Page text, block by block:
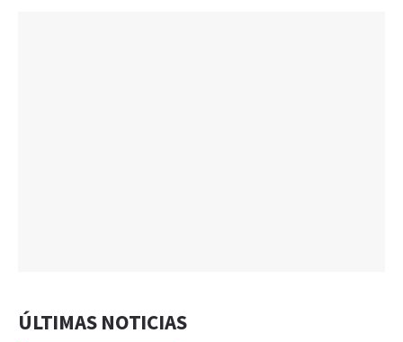
ÚLTIMAS NOTICIAS